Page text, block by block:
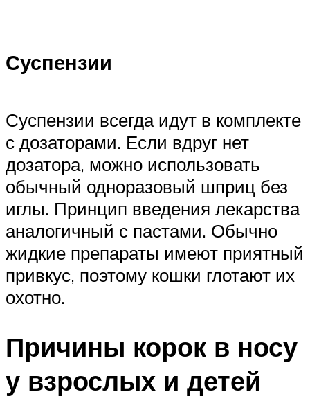
Суспензии
Суспензии всегда идут в комплекте
с дозаторами. Если вдруг нет
дозатора, можно использовать
обычный одноразовый шприц без
иглы. Принцип введения лекарства
аналогичный с пастами. Обычно
жидкие препараты имеют приятный
привкус, поэтому кошки глотают их
охотно.
Причины корок в носу
у взрослых и детей